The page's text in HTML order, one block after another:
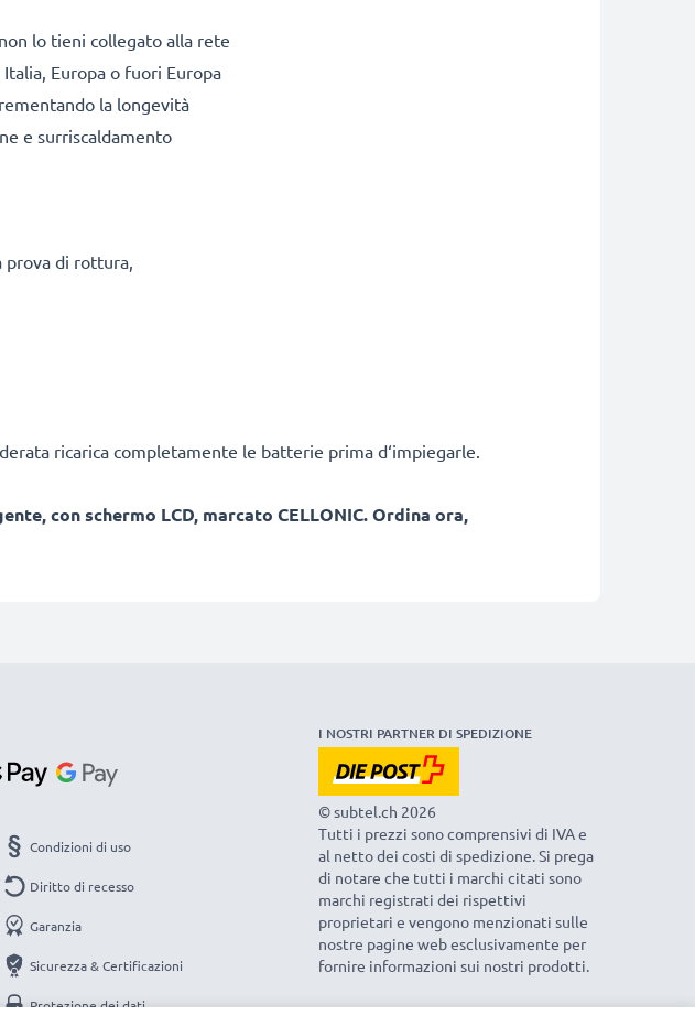
lo tieni collegato alla rete
Europa o fuori Europa
la longevità
e surriscaldamento
di rottura,
ricarica completamente le batterie prima d‘impiegarle.
con schermo LCD, marcato CELLONIC. Ordina ora,
Condizioni di uso
Diritto di recesso
Garanzia
Sicurezza & Certificazioni
Protezione dei dati
I NOSTRI PARTNER DI SPEDIZIONE
© subtel.ch 2026
Tutti i prezzi sono comprensivi di IVA e
al netto dei costi di spedizione. Si prega
di notare che tutti i marchi citati sono
marchi registrati dei rispettivi
proprietari e vengono menzionati sulle
nostre pagine web esclusivamente per
fornire informazioni sui nostri prodotti.